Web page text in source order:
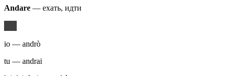
Andare — ехать, идти
io — andrò
tu — andrai